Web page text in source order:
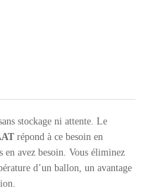
stockage ni attente. Le
répond à ce besoin en
en avez besoin. Vous éliminez
d’un ballon, un avantage